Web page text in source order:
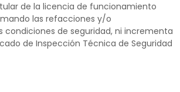
de la licencia de funcionamiento
las refacciones y/o
de seguridad, ni incrementa
de Inspección Técnica de Seguridad